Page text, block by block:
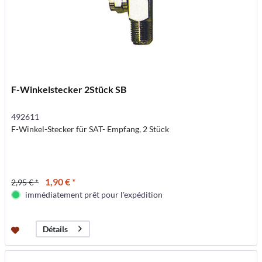
F-Winkelstecker 2Stück SB
492611
F-Winkel-Stecker für SAT- Empfang, 2 Stück
2,95 € * 1,90 € *
immédiatement prêt pour l'expédition
Détails